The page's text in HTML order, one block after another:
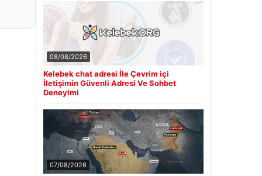
08/08/2026
Kelebek chat adresi İle Çevrim içi
İletişimin Güvenli Adresi Ve Sohbet
Deneyimi
07/08/2026